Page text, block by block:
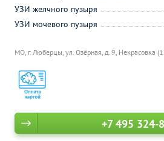
МО, г. Люберцы, ул. Озёрная, д. 9, Некрасовка
УЗИ желчного пузыря
УЗИ мочевого пузыря
+7 495 324-